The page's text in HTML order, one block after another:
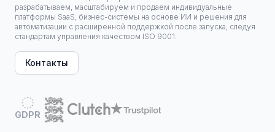
разрабатываем, масштабируем и продаем индивидуальные
платформы SaaS, бизнес-системы на основе ИИ и решения для
автоматизации с расширенной поддержкой после запуска, следуя
стандартам управления качеством ISO 9001.
Контакты
GDPR